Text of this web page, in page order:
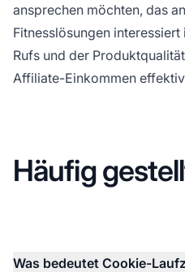
ansprechen möchten, das
Fitnesslösungen
Rufs und der
Affiliate-Einkommen
Häufig
Was bedeutet Cookie-